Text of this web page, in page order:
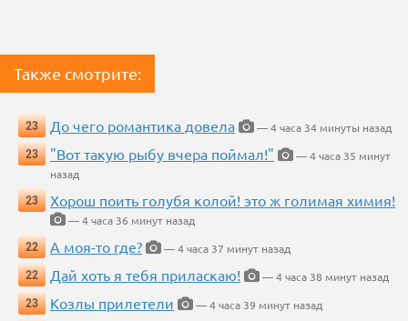
Также смотрите:
23 До чего романтика довела
— 4 часа 34 минуты назад
23
"Вот такую рыбу вчера поймал!"
— 4 часа 35 минут
назад
23
Хорош поить голубя колой! это ж голимая химия!
— 4 часа 36 минут назад
22
А моя-то где?
— 4 часа 37 минут назад
22
Дай хоть я тебя приласкаю!
— 4 часа 38 минут назад
23
Козлы прилетели
— 4 часа 39 минут назад